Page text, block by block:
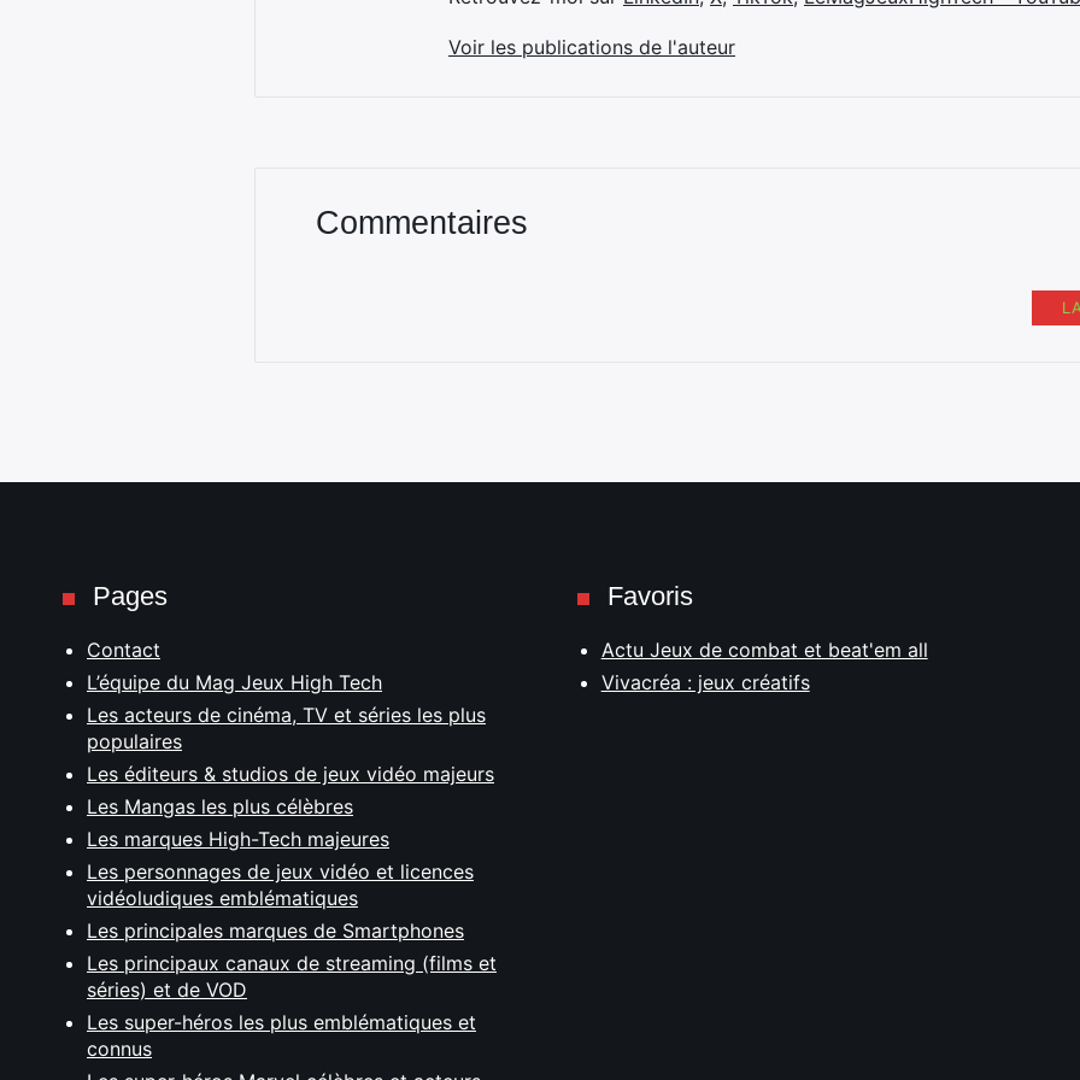
Voir les publications de l'auteur
Commentaires
Pages
Contact
L’équipe du Mag Jeux High Tech
Les acteurs de cinéma, TV et séries les plus
populaires
Les éditeurs & studios de jeux vidéo majeurs
Les Mangas les plus célèbres
Les marques High-Tech majeures
Les personnages de jeux vidéo et licences
vidéoludiques emblématiques
Les principales marques de Smartphones
Les principaux canaux de streaming (films et
séries) et de VOD
Les super-héros les plus emblématiques et
connus
Favoris
Actu Jeux de combat et beat'em all
Vivacréa : jeux créatifs